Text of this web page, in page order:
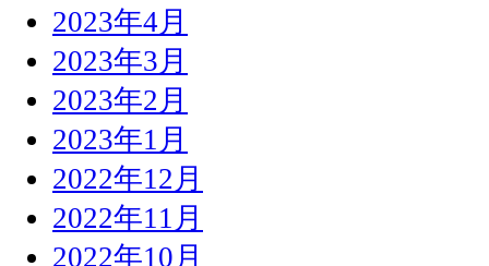
2023年4月
2023年3月
2023年2月
2023年1月
2022年12月
2022年11月
2022年10月